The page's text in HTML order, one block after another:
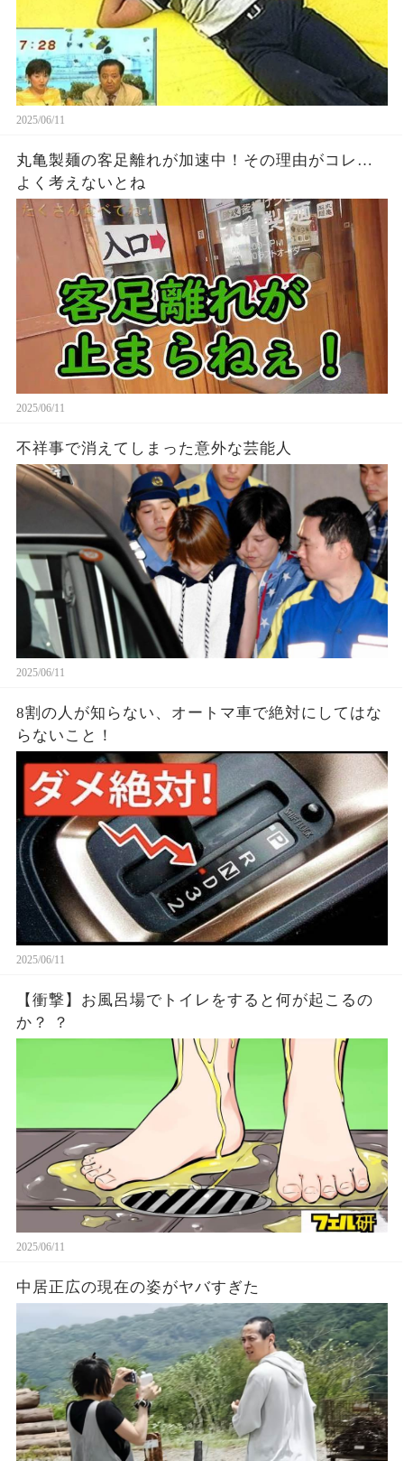
2025/06/11
丸亀製麺の客足離れが加速中！その理由がコレ…
よく考えないとね
2025/06/11
不祥事で消えてしまった意外な芸能人
2025/06/11
8割の人が知らない、オートマ車で絶対にしてはな
らないこと！
2025/06/11
【衝撃】お風呂場でトイレをすると何が起こるの
か？ ？
2025/06/11
中居正広の現在の姿がヤバすぎた